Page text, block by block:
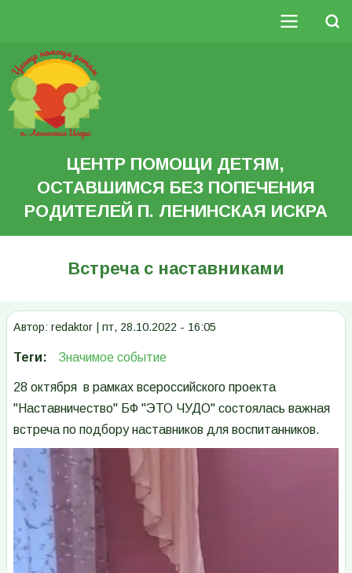
основному
содержанию
Search
Основная
навигация
ЦЕНТР ПОМОЩИ ДЕТЯМ,
ОСТАВШИМСЯ БЕЗ ПОПЕЧЕНИЯ
РОДИТЕЛЕЙ П. ЛЕНИНСКАЯ ИСКРА
Встреча с наставниками
Автор: redaktor пт, 28.10.2022 - 16:05
Теги Значимое событие
28 октября в рамках всероссийского проекта
"Наставничество" БФ "ЭТО ЧУДО" состоялась важная
встреча по подбору наставников для воспитанников.